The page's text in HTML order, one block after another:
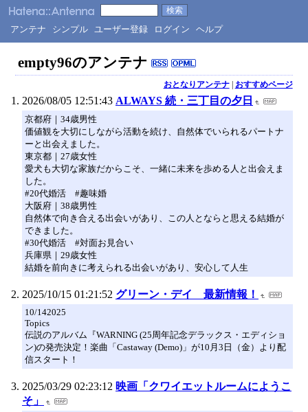
アンテナ シンプル ユーザー登録 ログイン ヘルプ
empty96のアンテナ
おとなりアンテナ| おすすめページ
2026/08/05 12:51:43 ALWAYS 続・三丁目の夕日
京都府｜34歳男性
価値観を大切にしながら活動を続け、自然体でいられるパートナ
ーと出会えました。
東京都｜27歳女性
愛犬も大切な家族だからこそ、一緒に未来を歩める人と出会えま
した。
#20代婚活 #趣味婚
大阪府｜38歳男性
自然体で向き合える出会いがあり、この人とならと思える結婚が
できました。
#30代婚活 #対面お見合い
兵庫県｜29歳女性
結婚を前向きに考えられる出会いがあり、安心して人生
2025/10/15 01:21:52 グリーン・デイ 最新情報！
10/142025
Topics
伝説のアルバム『WARNING (25周年記念デラックス・エディショ
ン)の発売決定！楽曲「Castaway (Demo)」が10月3日（金）より配
信スタート！
2025/03/29 02:23:12 映画「クワイエットルームにようこ
そ」